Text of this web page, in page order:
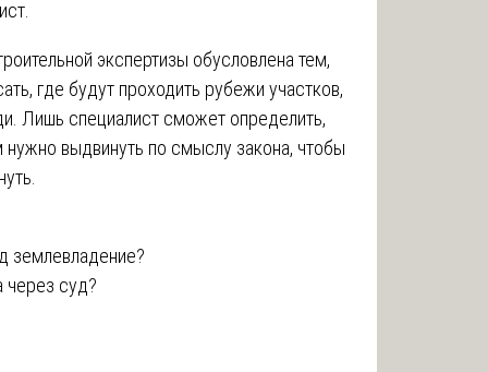
экспертизы обусловлена тем,
где будут проходить рубежи участков,
Лишь специалист сможет определить,
нужно выдвинуть по смыслу закона, чтобы
землевладение?
через суд?